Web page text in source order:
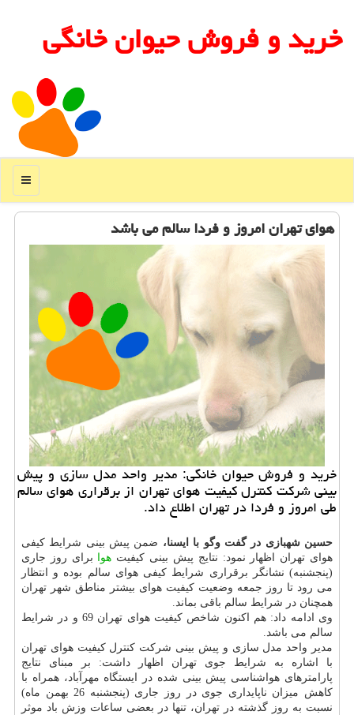
خرید و فروش حیوان خانگی
منو
هوای تهران امروز و فردا سالم می باشد
خرید و فروش حیوان خانگی: مدیر واحد مدل سازی و پیش
بینی شركت كنترل كیفیت هوای تهران از برقراری هوای سالم
طی امروز و فردا در تهران اطلاع داد.
حسین شهبازی در گفت وگو با ایسنا، ضمن پیش بینی شرایط كیفی
هوای تهران اظهار نمود: نتایج پیش بینی كیفیت هوا برای روز جاری
(پنجشنبه) نشانگر برقراری شرایط كیفی هوای سالم بوده و انتظار
می رود تا روز جمعه وضعیت كیفیت هوای بیشتر مناطق شهر تهران
همچنان در شرایط سالم باقی بماند.
وی ادامه داد: هم اكنون شاخص كیفیت هوای تهران 69 و در شرایط
سالم می باشد.
مدیر واحد مدل سازی و پیش بینی شركت كنترل كیفیت هوای تهران
با اشاره به شرایط جوی تهران اظهار داشت: بر مبنای نتایج
پارامترهای هواشناسی پیش بینی شده در ایستگاه مهرآباد، همراه با
كاهش میزان ناپایداری جوی در روز جاری (پنجشنبه 26 بهمن ماه)
نسبت به روز گذشته در تهران، تنها در بعضی ساعات وزش باد موثر